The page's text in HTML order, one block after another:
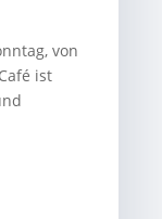
von
ist